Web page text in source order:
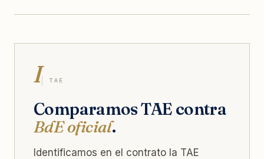
I TAE
Comparamos TAE contra
BdE oficial.
Identificamos en el contrato la TAE